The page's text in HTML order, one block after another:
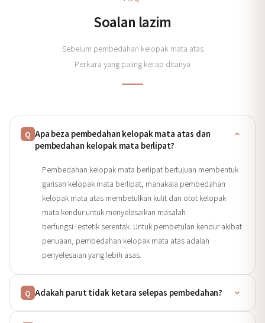
Soalan lazim
Sebelum pembedahan kelopak mata atas
Perkara yang paling kerap ditanya
Q Apa beza pembedahan kelopak mata atas dan
pembedahan kelopak mata berlipat?
Pembedahan kelopak mata berlipat bertujuan membentuk
garisan kelopak mata berlipat, manakala pembedahan
kelopak mata atas membetulkan kulit dan otot kelopak
mata kendur untuk menyelesaikan masalah
berfungsi·estetik serentak. Untuk pembetulan kendur akibat
penuaan, pembedahan kelopak mata atas adalah
penyelesaian yang lebih asas.
Q Adakah parut tidak ketara selepas pembedahan?